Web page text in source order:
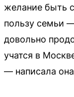
желание быть
пользу семьи
довольно
учатся в
— написала